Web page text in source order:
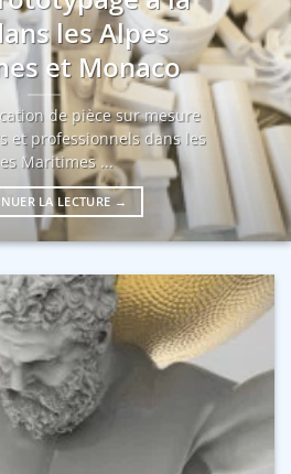
les Alpes
et Monaco
de pièce sur mesure
et professionnels dans les
Maritimes ...
LA LECTURE →